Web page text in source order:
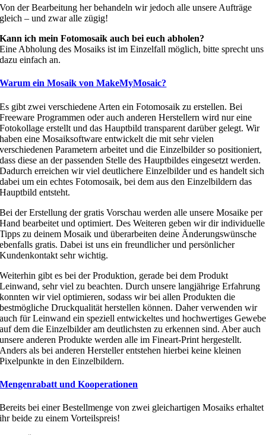
Von der Bearbeitung her behandeln wir jedoch alle unsere Aufträge
gleich – und zwar alle zügig!
Kann ich mein Fotomosaik auch bei euch abholen?
Eine Abholung des Mosaiks ist im Einzelfall möglich, bitte sprecht uns
dazu einfach an.
Warum ein Mosaik von MakeMyMosaic?
Es gibt zwei verschiedene Arten ein Fotomosaik zu erstellen. Bei
Freeware Programmen oder auch anderen Herstellern wird nur eine
Fotokollage erstellt und das Hauptbild transparent darüber gelegt. Wir
haben eine Mosaiksoftware entwickelt die mit sehr vielen
verschiedenen Parametern arbeitet und die Einzelbilder so positioniert,
dass diese an der passenden Stelle des Hauptbildes eingesetzt werden.
Dadurch erreichen wir viel deutlichere Einzelbilder und es handelt sich
dabei um ein echtes Fotomosaik, bei dem aus den Einzelbildern das
Hauptbild entsteht.
Bei der Erstellung der gratis Vorschau werden alle unsere Mosaike per
Hand bearbeitet und optimiert. Des Weiteren geben wir dir individuelle
Tipps zu deinem Mosaik und überarbeiten deine Änderungswünsche
ebenfalls gratis. Dabei ist uns ein freundlicher und persönlicher
Kundenkontakt sehr wichtig.
Weiterhin gibt es bei der Produktion, gerade bei dem Produkt
Leinwand, sehr viel zu beachten. Durch unsere langjährige Erfahrung
konnten wir viel optimieren, sodass wir bei allen Produkten die
bestmögliche Druckqualität herstellen können. Daher verwenden wir
auch für Leinwand ein speziell entwickeltes und hochwertiges Gewebe
auf dem die Einzelbilder am deutlichsten zu erkennen sind. Aber auch
unsere anderen Produkte werden alle im Fineart-Print hergestellt.
Anders als bei anderen Hersteller entstehen hierbei keine kleinen
Pixelpunkte in den Einzelbildern.
Mengenrabatt und Kooperationen
Bereits bei einer Bestellmenge von zwei gleichartigen Mosaiks erhaltet
ihr beide zu einem Vorteilspreis!